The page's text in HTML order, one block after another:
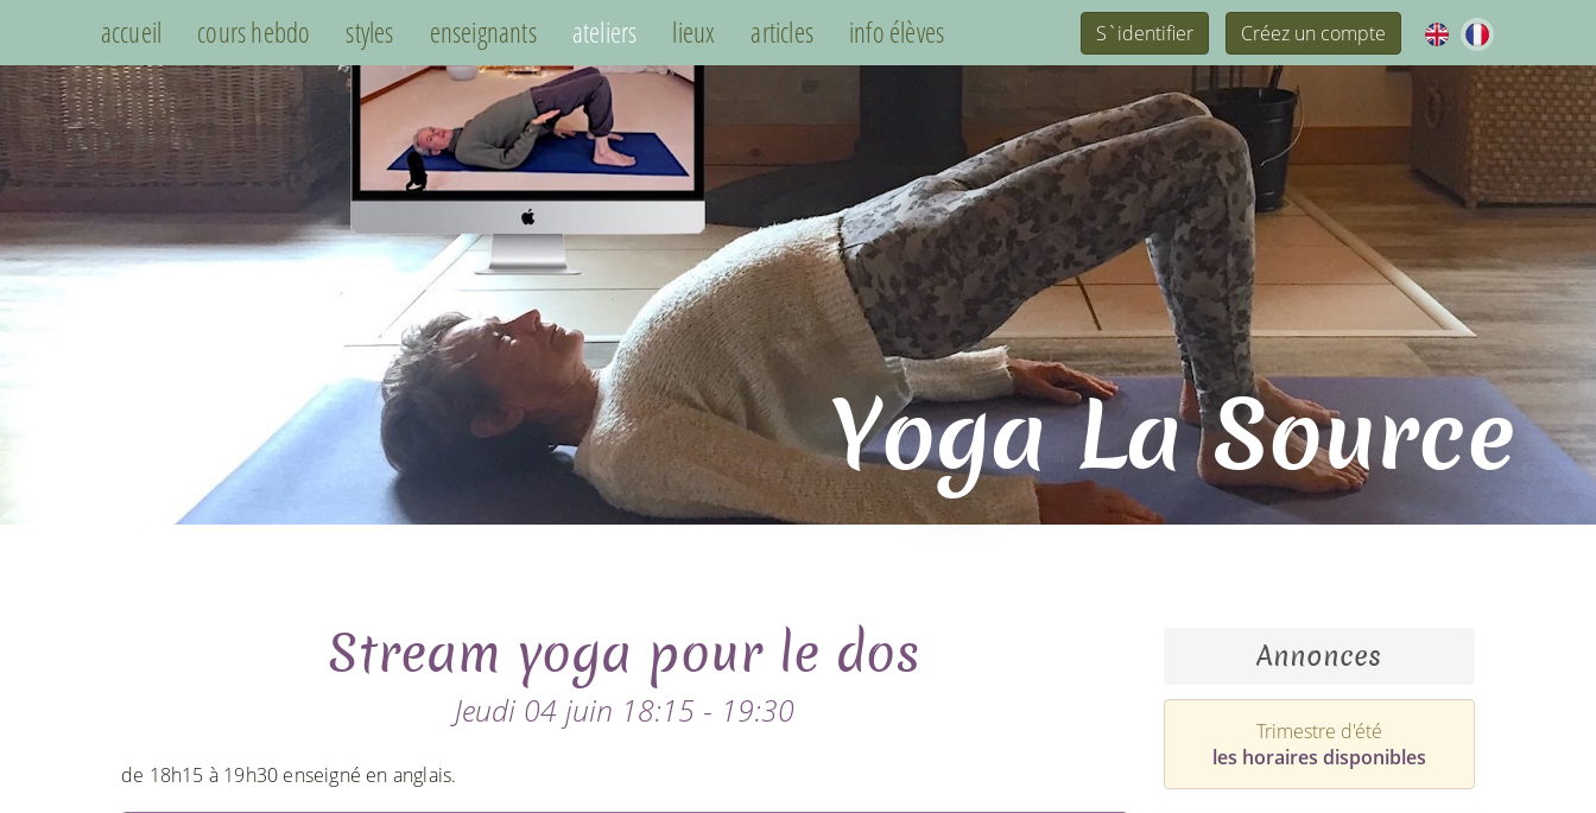
accueil cours hebdo styles enseignants ateliers lieux articles info élèves S`identifier Créez un compte
Yoga La Source
Stream yoga pour le dos
Jeudi 04 juin 18:15 - 19:30
de 18h15 à 19h30 enseigné en anglais.
Annonces
Trimestre d'été
les horaires disponibles